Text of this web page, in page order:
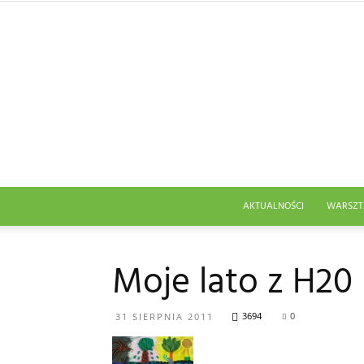
AKTUALNOŚCI
Moje lato z H20
31 SIERPNIA 2011 3694 0